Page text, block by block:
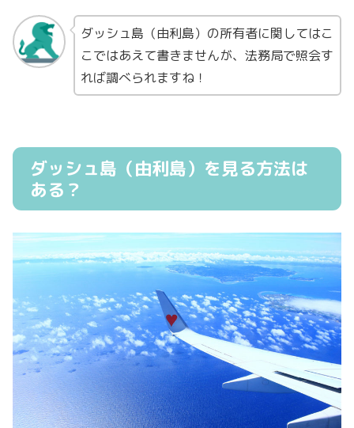
ダッシュ島（由利島）の所有者に関してはこ
こではあえて書きませんが、法務局で照会す
れば調べられますね！
ダッシュ島（由利島）を見る方法は
ある？